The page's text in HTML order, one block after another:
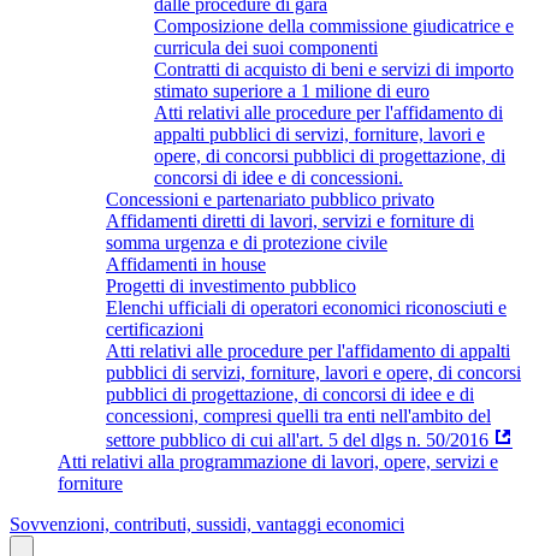
Composizione della commissione giudicatrice e
curricula dei suoi componenti
Contratti di acquisto di beni e servizi di importo
stimato superiore a 1 milione di euro
Atti relativi alle procedure per l'affidamento di
appalti pubblici di servizi, forniture, lavori e
opere, di concorsi pubblici di progettazione, di
concorsi di idee e di concessioni.
Concessioni e partenariato pubblico privato
Affidamenti diretti di lavori, servizi e forniture di
somma urgenza e di protezione civile
Affidamenti in house
Progetti di investimento pubblico
Elenchi ufficiali di operatori economici riconosciuti e
certificazioni
Atti relativi alle procedure per l'affidamento di appalti
pubblici di servizi, forniture, lavori e opere, di concorsi
pubblici di progettazione, di concorsi di idee e di
concessioni, compresi quelli tra enti nell'ambito del
settore pubblico di cui all'art. 5 del dlgs n. 50/2016
Atti relativi alla programmazione di lavori, opere, servizi e
forniture
Sovvenzioni, contributi, sussidi, vantaggi economici